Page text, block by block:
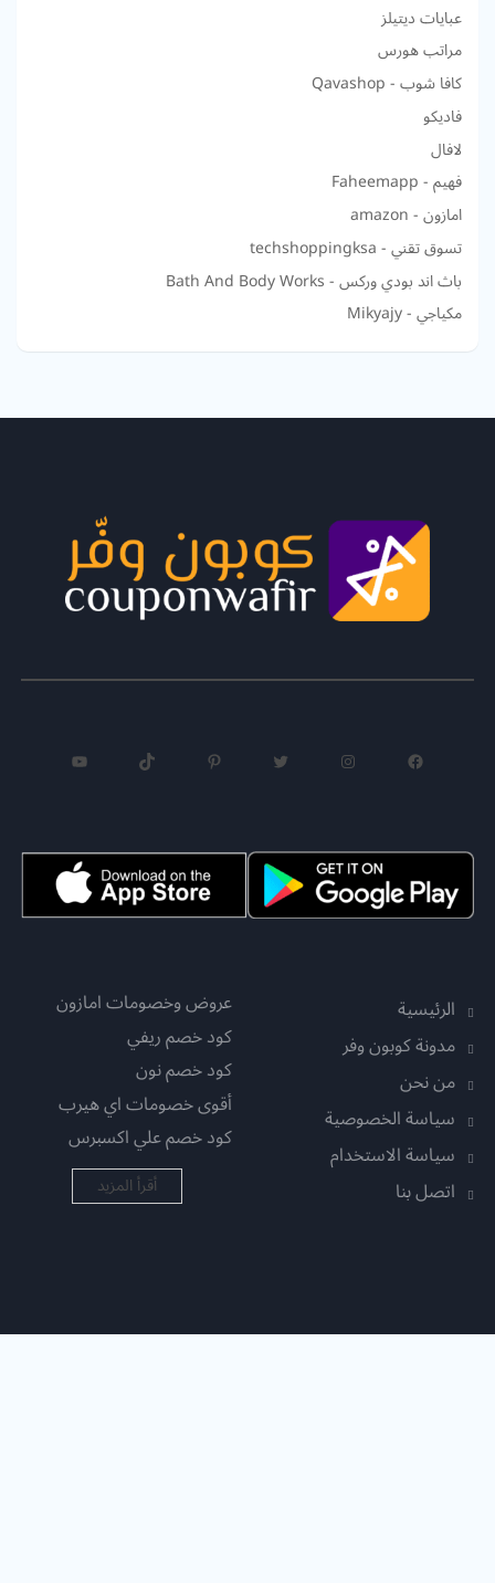
عبايات ديتيلز
مراتب هورس
كافا شوب - Qavashop
فاديكو
لافال
فهيم - Faheemapp
امازون - amazon
تسوق تقني - techshoppingksa
باث اند بودي وركس - Bath And Body Works
مكياجي - Mikyajy
فيسبوك إنستجرام تويتر بينتريست تيك توك يوتيوب
الرئيسية
مدونة كوبون وفر
من نحن
سياسة الخصوصية
سياسة الاستخدام
اتصل بنا
عروض وخصومات امازون
كود خصم ريفي
كود خصم نون
أقوى خصومات اي هيرب
كود خصم علي اكسبرس
أقرأ المزيد